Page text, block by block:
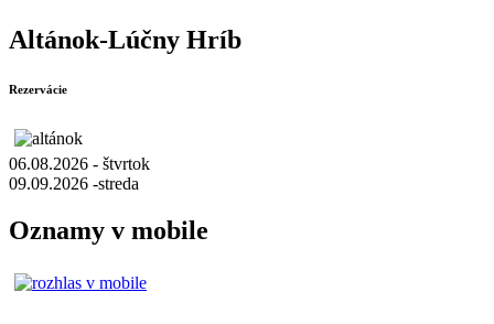
Altánok-Lúčny Hríb
Rezervácie
06.08.2026 - štvrtok
09.09.2026 -streda
Oznamy v mobile